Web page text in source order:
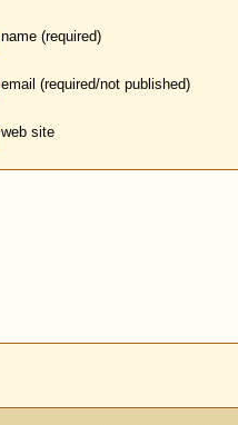
name (required)
email (required/not published)
web site